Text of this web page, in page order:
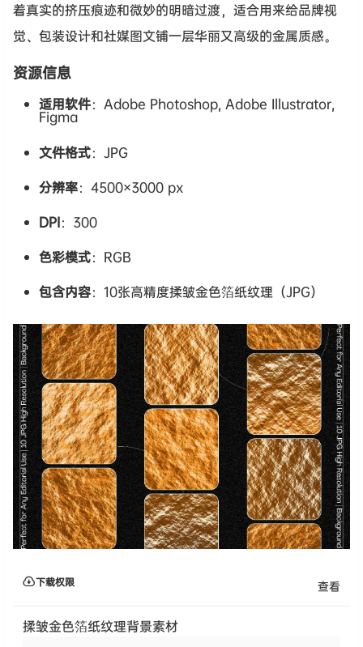
着真实的挤压痕迹和微妙的明暗过渡，适合用来给品牌视
觉、包装设计和社媒图文铺一层华丽又高级的金属质感。
资源信息
适用软件：Adobe Photoshop, Adobe Illustrator,
Figma
文件格式：JPG
分辨率：4500×3000 px
DPI：300
色彩模式：RGB
包含内容：10张高精度揉皱金色箔纸纹理（JPG）
下载权限 查看
揉皱金色箔纸纹理背景素材